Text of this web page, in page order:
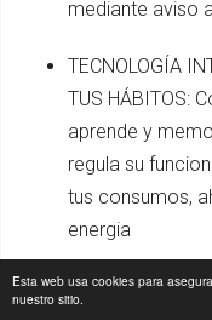
Esta web usa cookies para
nuestro sitio.
mediante aviso
TECNOLOGÍA
TUS HÁBITOS:
aprende y
regula su
tus consumos,
energia
MAYOR